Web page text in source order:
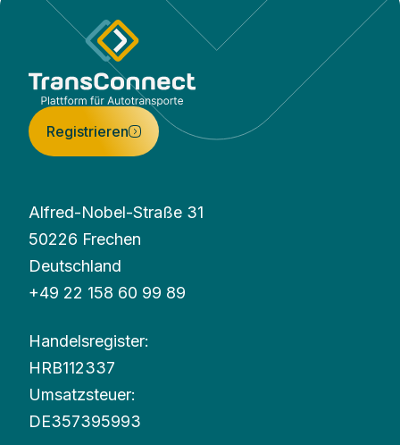
Registrieren
Alfred-Nobel-Straße 31
50226 Frechen
Deutschland
+49 22 158 60 99 89
Handelsregister:
HRB112337
Umsatzsteuer:
DE357395993